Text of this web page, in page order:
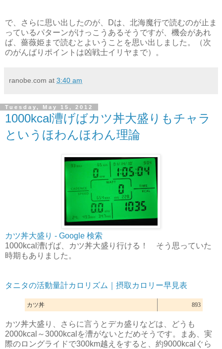
で、さらに思い出したのが、Dは、北海魔行で読むのが止ま
っているパターンがけっこうあるそうですが、機会があれ
ば、薔薇姫まで読むとよいうことを思い出しました。（次
のがんばりポイントは凶戦士イリヤまで）。
ranobe.com at 3:40 am
Tuesday, May 15, 2012
1000kcal漕げばカツ丼大盛りもチャラ
というほわんほわん理論
カツ丼大盛り - Google 検索
1000kcal漕げば、カツ丼大盛り行ける！ そう思っていた
時期もありました。
タニタの活動量計カロリズム｜摂取カロリー早見表
カツ丼 893
カツ丼大盛り、さらに言うとデカ盛りなどは、どうも
2000kcal～3000kcalを漕がないとだめそうです。まあ、実
際のロングライドで300km越えをすると、約9000kcalぐら